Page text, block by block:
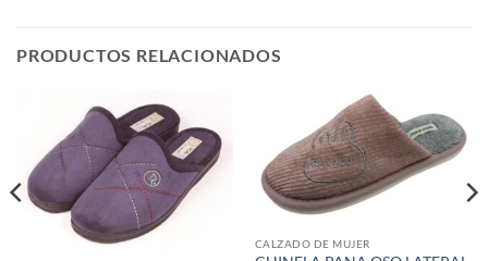
PRODUCTOS RELACIONADOS
CALZADO DE MUJER